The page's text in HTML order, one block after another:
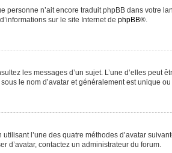
n’ait encore traduit phpBB dans votre
sur le site Internet de phpBB®.
les messages d’un sujet. L’une d’elles
le nom d’avatar et généralement est unique
l’une des quatre méthodes d’avatar
d’avatar, contactez un administrateur du forum.